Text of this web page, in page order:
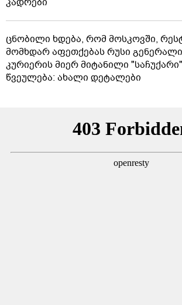
ცნობილი ხდება, რომ მოსკოვში,
მომხდარ აფეთქებას რუსი
კურიერის მიერ მიტანილი
წვეულება: ახალი დეტალები